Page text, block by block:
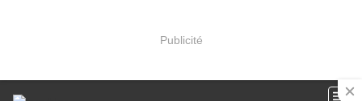
Publicité